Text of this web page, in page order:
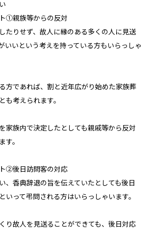
①親族等からの反対
たりせず、故人に縁のある多くの人に見送
いいという考えを持っている方もいらっしゃ
方であれば、割と近年広がり始めた家族葬
も考えられます。
家族内で決定したとしても親戚等から反対
す。
②後日訪問客の対応
、香典辞退の旨を伝えていたとしても後日
いって弔問される方はいらっしゃいます。
り故人を見送ることができても、後日対応